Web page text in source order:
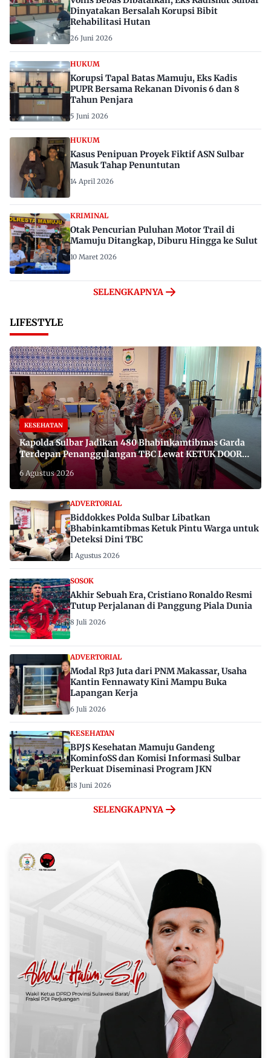
Dinyatakan Bersalah Korupsi Bibit
Rehabilitasi Hutan
26 Juni 2026
HUKUM
Korupsi Tapal Batas Mamuju, Eks Kadis
PUPR Bersama Rekanan Divonis 6 dan 8
Tahun Penjara
5 Juni 2026
HUKUM
Kasus Penipuan Proyek Fiktif ASN Sulbar
Masuk Tahap Penuntutan
14 April 2026
KRIMINAL
Otak Pencurian Puluhan Motor Trail di
Mamuju Ditangkap, Diburu Hingga ke Sulut
10 Maret 2026
SELENGKAPNYA
LIFESTYLE
KESEHATAN
Kapolda Sulbar Jadikan 480 Bhabinkamtibmas Garda
Terdepan Penanggulangan TBC Lewat KETUK DOORS
di 650 Desa
6 Agustus 2026
ADVERTORIAL
Biddokkes Polda Sulbar Libatkan
Bhabinkamtibmas Ketuk Pintu Warga untuk
Deteksi Dini TBC
1 Agustus 2026
SOSOK
Akhir Sebuah Era, Cristiano Ronaldo Resmi
Tutup Perjalanan di Panggung Piala Dunia
8 Juli 2026
ADVERTORIAL
Modal Rp3 Juta dari PNM Makassar, Usaha
Kantin Fennawaty Kini Mampu Buka
Lapangan Kerja
6 Juli 2026
KESEHATAN
BPJS Kesehatan Mamuju Gandeng
KominfoSS dan Komisi Informasi Sulbar
Perkuat Diseminasi Program JKN
18 Juni 2026
SELENGKAPNYA